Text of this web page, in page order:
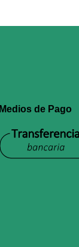
Medios de Pago